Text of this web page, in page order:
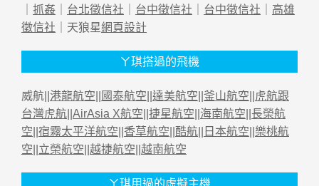
｜ 抓姦 ｜ 台北徵信社 ｜ 台中徵信社 ｜ 台中徵信社 ｜ 高雄
徵信社 ｜天狼星網頁設計
ㄚ琪搭過的飛機
威航|| 港龍航空 國泰航空 達美航空 釜山航空
虎航跟
台灣虎航 AirAsia X航空 捷星航空 海南航空 長榮航
空 宿霧太平洋航空 香草航空 酷航 日本航空 樂桃航
空 立榮航空 越捷航空 越南航空